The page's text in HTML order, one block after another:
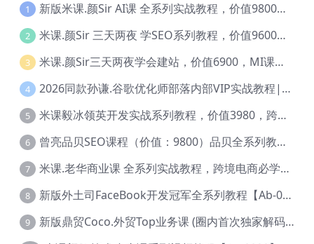
1 新版米课.颜Sir AI课 全系列实战教程，价值9800，跨境首选！【Ag-0052】
2 米课.颜Sir 三天两夜 学SEO系列教程，价值9600元，跨境人都在学 【Ag-0056】
3 米课.颜Sir三天两夜学会建站，价值6900，MI课甄选课程 【Ag-0055】
4 2026同款孙谦.谷歌优化师部落内部VIP实战教程|价值4999元全网独家解码（官方报名版本）【@034】
5 米课毅冰领英开发实战系列教程，价值3980，跨境必选【Ag-0049】
6 曾亮品贝SEO课程（价值：9800）品贝全系列教程 【Ab-0022】
7 米课.老华商业课 全系列实战教程，跨境电商必学，价值16900元【Ag-0053】
8 新版外土司FaceBook开发冠军全系列教程【Ab-0021】
9 新版鼎贸Coco.外贸Top业务课 (圈内首次独家解码|460节课)【Ag-0091】